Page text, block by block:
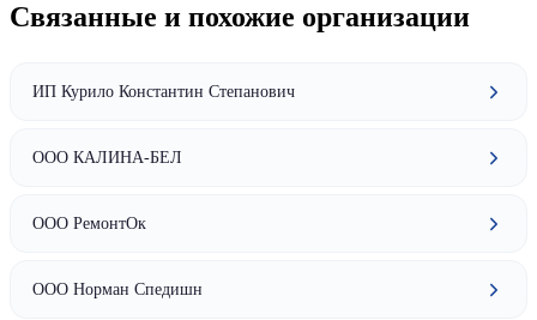
Связанные и похожие организации
ИП Курило Константин Степанович
ООО КАЛИНА-БЕЛ
ООО РемонтОк
ООО Норман Спедишн